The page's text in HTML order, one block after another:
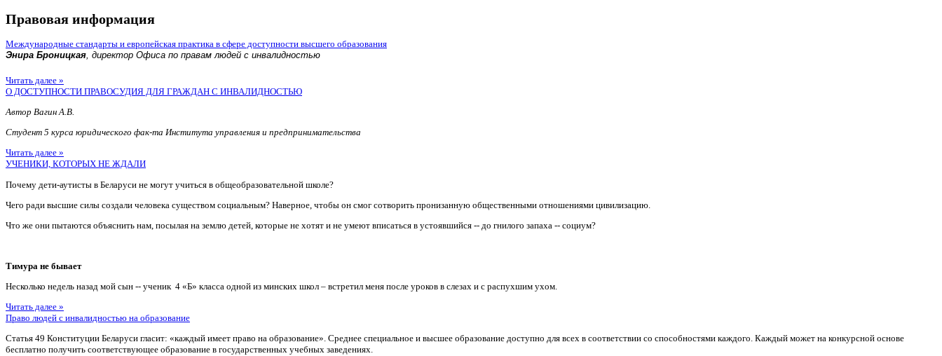
Правовая информация
Международные стандарты и европейская практика в сфере доступности высшего образования
Энира Броницкая, директор Офиса по правам людей с инвалидностью
Читать далее »
О ДОСТУПНОСТИ ПРАВОСУДИЯ ДЛЯ ГРАЖДАН С ИНВАЛИДНОСТЬЮ
Автор Вагин А.В.
Студент 5 курса юридического фак-та Института управления и предпринимательства
Читать далее »
УЧЕНИКИ, КОТОРЫХ НЕ ЖДАЛИ
Почему дети-аутисты в Беларуси не могут учиться в общеобразовательной школе?
Чего ради высшие силы создали человека существом социальным? Наверное, чтобы он смог сотворить пронизанную общественными отношениями цивилизацию.
Что же они пытаются объяснить нам, посылая на землю детей, которые не хотят и не умеют вписаться в устоявшийся -- до гнилого запаха -- социум?
Тимура не бывает
Несколько недель назад мой сын -- ученик 4 «Б» класса одной из минских школ – встретил меня после уроков в слезах и с распухшим ухом.
Читать далее »
Право людей с инвалидностью на образование
Статья 49 Конституции Беларуси гласит: «каждый имеет право на образование». Среднее специальное и высшее образование доступно для всех в соответствии со способностями каждого. Каждый может на конкурсной основе
бесплатно получить соответствующее образование в государственных учебных заведениях.